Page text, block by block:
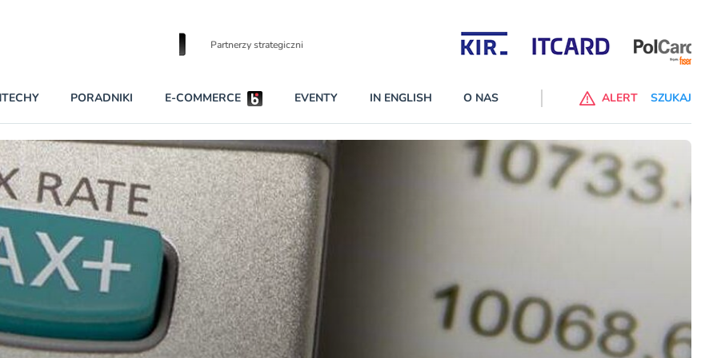
Partnerzy wspierający
BEZPIECZEŃSTWO
INNI NAPISALI
KONTA
PRAWO
RAPORTY SPECJALNE
NAJCZĘŚCIEJ CZYTANE
Dwa nielegalne banki na liście ostrzeżeń KNF
Obie firmy wprowadzone na listę ostrzeżeń naruszyły ustawę Prawo bankowe
Czytaj więcej
PORADNIKI E-COMMERCE EVENTY IN ENGLISH O NAS ALERT SZUKAJ